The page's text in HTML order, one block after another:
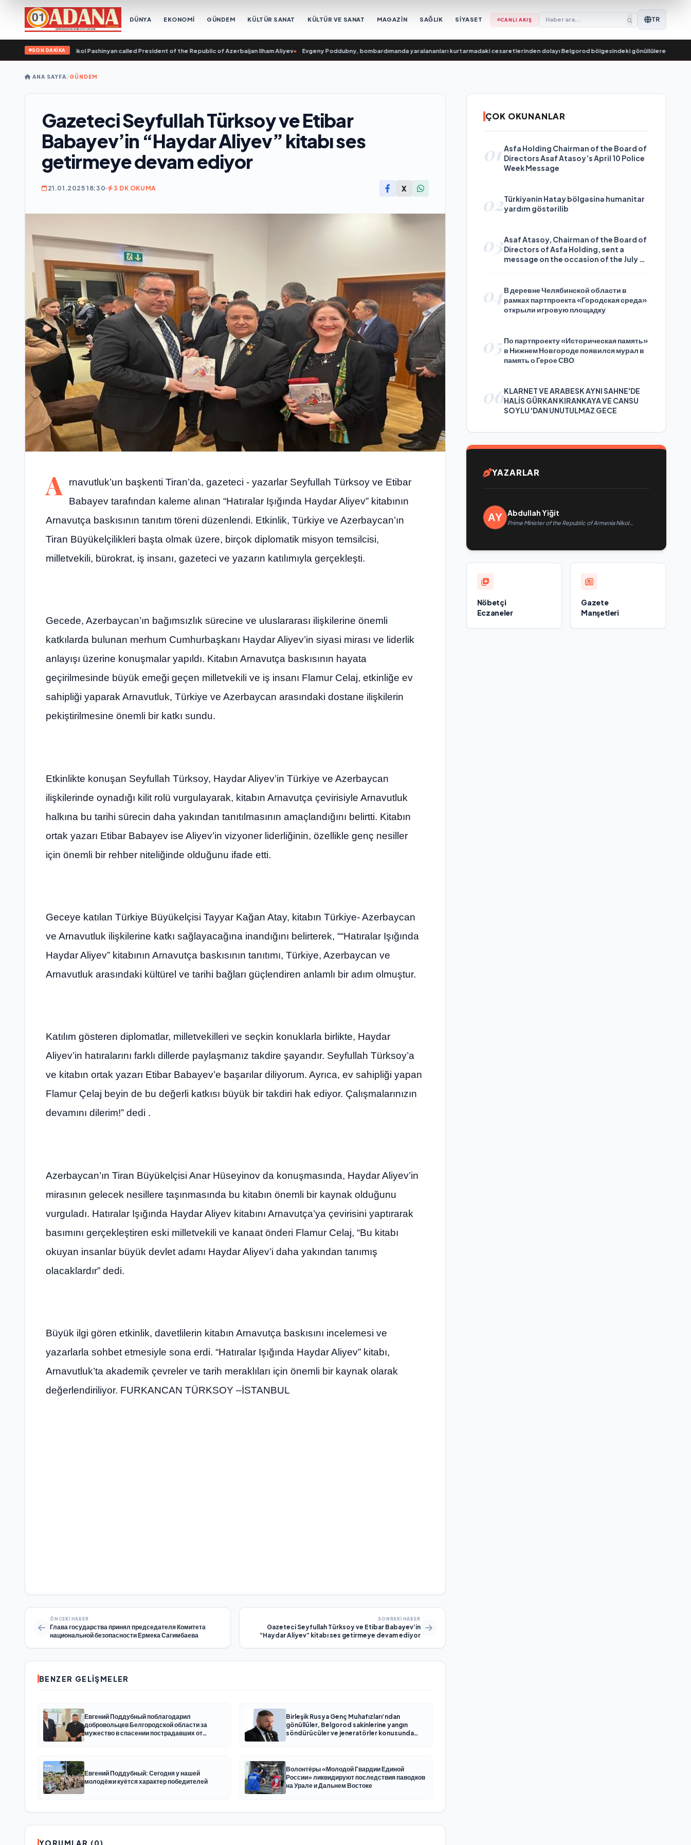
DÜNYA EKONOMİ GÜNDEM KÜLTÜR SANAT KÜLTÜR VE SANAT MAGAZİN SAĞLIK SİYASET CANLI AKIŞ TR
SON DAKİKA
of Armenia Nikol Pashinyan called President of the Republic of Azerbaijan Ilham Aliyev• Evgeny Poddubny, bombardımanda yaralananları kurtarmadaki cesaretlerinden dolayı Belgorod bölgesindeki gönüllülere teşekkür etti
ANA SAYFA/GÜNDEM
Gazeteci Seyfullah Türksoy ve Etibar
Babayev’in “Haydar Aliyev” kitabı ses
getirmeye devam ediyor
21.01.2025 18:30 3 DK OKUMA X
A
rnavutluk’un başkenti Tiran’da, gazeteci - yazarlar Seyfullah Türksoy ve Etibar
Babayev tarafından kaleme alınan “Hatıralar Işığında Haydar Aliyev” kitabının
Arnavutça baskısının tanıtım töreni düzenlendi. Etkinlik, Türkiye ve Azerbaycan’ın
Tiran Büyükelçilikleri başta olmak üzere, birçok diplomatik misyon temsilcisi,
milletvekili, bürokrat, iş insanı, gazeteci ve yazarın katılımıyla gerçekleşti.
Gecede, Azerbaycan’ın bağımsızlık sürecine ve uluslararası ilişkilerine önemli
katkılarda bulunan merhum Cumhurbaşkanı Haydar Aliyev’in siyasi mirası ve liderlik
anlayışı üzerine konuşmalar yapıldı. Kitabın Arnavutça baskısının hayata
geçirilmesinde büyük emeği geçen milletvekili ve iş insanı Flamur Celaj, etkinliğe ev
sahipliği yaparak Arnavutluk, Türkiye ve Azerbaycan arasındaki dostane ilişkilerin
pekiştirilmesine önemli bir katkı sundu.
Etkinlikte konuşan Seyfullah Türksoy, Haydar Aliyev’in Türkiye ve Azerbaycan
ilişkilerinde oynadığı kilit rolü vurgulayarak, kitabın Arnavutça çevirisiyle Arnavutluk
halkına bu tarihi sürecin daha yakından tanıtılmasının amaçlandığını belirtti. Kitabın
ortak yazarı Etibar Babayev ise Aliyev’in vizyoner liderliğinin, özellikle genç nesiller
için önemli bir rehber niteliğinde olduğunu ifade etti.
Geceye katılan Türkiye Büyükelçisi Tayyar Kağan Atay, kitabın Türkiye- Azerbaycan
ve Arnavutluk ilişkilerine katkı sağlayacağına inandığını belirterek, ““Hatıralar Işığında
Haydar Aliyev” kitabının Arnavutça baskısının tanıtımı, Türkiye, Azerbaycan ve
Arnavutluk arasındaki kültürel ve tarihi bağları güçlendiren anlamlı bir adım olmuştur.
Katılım gösteren diplomatlar, milletvekilleri ve seçkin konuklarla birlikte, Haydar
Aliyev’in hatıralarını farklı dillerde paylaşmanız takdire şayandır. Seyfullah Türksoy’a
ve kitabın ortak yazarı Etibar Babayev’e başarılar diliyorum. Ayrıca, ev sahipliği yapan
Flamur Çelaj beyin de bu değerli katkısı büyük bir takdiri hak ediyor. Çalışmalarınızın
devamını dilerim!” dedi .
Azerbaycan’ın Tiran Büyükelçisi Anar Hüseyinov da konuşmasında, Haydar Aliyev’in
mirasının gelecek nesillere taşınmasında bu kitabın önemli bir kaynak olduğunu
vurguladı. Hatıralar Işığında Haydar Aliyev kitabını Arnavutça’ya çevirisini yaptırarak
basımını gerçekleştiren eski milletvekili ve kanaat önderi Flamur Celaj, “Bu kitabı
okuyan insanlar büyük devlet adamı Haydar Aliyev’i daha yakından tanımış
olacaklardır” dedi.
Büyük ilgi gören etkinlik, davetlilerin kitabın Arnavutça baskısını incelemesi ve
yazarlarla sohbet etmesiyle sona erdi. “Hatıralar Işığında Haydar Aliyev” kitabı,
Arnavutluk’ta akademik çevreler ve tarih meraklıları için önemli bir kaynak olarak
değerlendiriliyor. FURKANCAN TÜRKSOY –İSTANBUL
ÖNCEKI HABER
Глава государства принял председателя Комитета
национальной безопасности Ермека Сагимбаева
SONRAKI HABER
Gazeteci Seyfullah Türksoy ve Etibar Babayev’in
“Haydar Aliyev” kitabı ses getirmeye devam ediyor
BENZER GELIŞMELER
Евгений Поддубный поблагодарил
добровольцев Белгородской области за
мужество в спасении пострадавших от
Birleşik Rusya Genç Muhafızları’ndan
gönüllüler, Belgorod sakinlerine yangın
söndürücüler ve jeneratörler konusunda
Евгений Поддубный: Сегодня у нашей
молодёжи куётся характер победителей
Волонтёры «Молодой Гвардии Единой
России» ликвидируют последствия паводков
на Урале и Дальнем Востоке
YORUMLAR (0)
ÇOK OKUNANLAR
01 Asfa Holding Chairman of the Board of
Directors Asaf Atasoy’s April 10 Police
Week Message
02Türkiyənin Hatay bölgəsinə humanitar
yardım göstərilib
03Asaf Atasoy, Chairman of the Board of
Directors of Asfa Holding, sent a
message on the occasion of the July 24
04В деревне Челябинской области в
рамках партпроекта «Городская среда»
открыли игровую площадку
05 По партпроекту «Историческая память»
в Нижнем Новгороде появился мурал в
память о Герое СВО
06KLARNET VE ARABESK AYNI SAHNE'DE
HALİS GÜRKAN KIRANKAYA VE CANSU
SOYLU 'DAN UNUTULMAZ GECE
YAZARLAR
Abdullah Yiğit
Prime Minister of the Republic of Armenia Nikol
Nöbetçi
Eczaneler
Gazete
Manşetleri